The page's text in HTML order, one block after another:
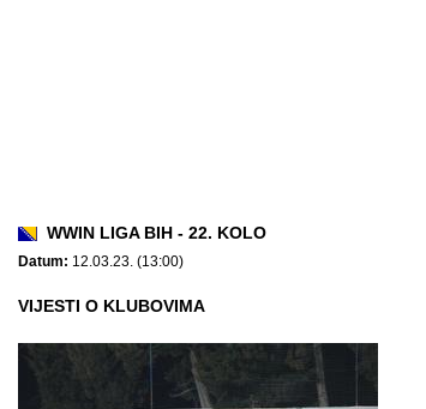
WWIN LIGA BIH - 22. KOLO
Datum: 12.03.23. (13:00)
VIJESTI O KLUBOVIMA